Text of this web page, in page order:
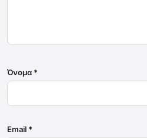
Όνομα *
Email *